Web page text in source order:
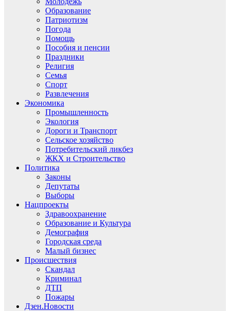
Образование
Патриотизм
Погода
Помощь
Пособия и пенсии
Праздники
Религия
Семья
Спорт
Развлечения
Экономика
Промышленность
Экология
Дороги и Транспорт
Сельское хозяйство
Потребительский ликбез
ЖКХ и Строительство
Политика
Законы
Депутаты
Выборы
Нацпроекты
Здравоохранение
Образование и Культура
Демография
Городская среда
Малый бизнес
Происшествия
Скандал
Криминал
ДТП
Пожары
Дзен.Новости